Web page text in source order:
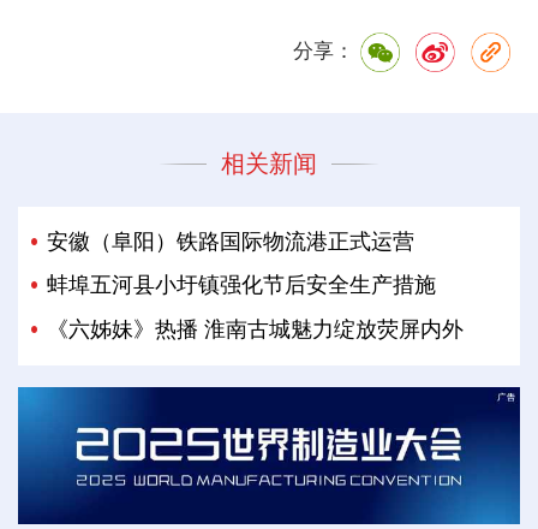
分享：
相关新闻
安徽（阜阳）铁路国际物流港正式运营
蚌埠五河县小圩镇强化节后安全生产措施
《六姊妹》热播 淮南古城魅力绽放荧屏内外